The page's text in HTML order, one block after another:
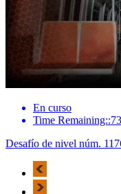
En curso
Time
Desafío de nivel núm.